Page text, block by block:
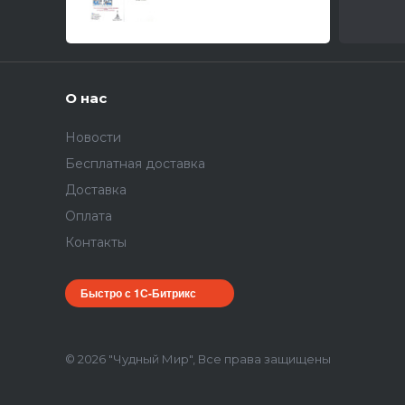
О нас
Новости
Бесплатная доставка
Доставка
Оплата
Контакты
Быстро с 1С-Битрикс
© 2026 "Чудный Мир", Все права защищены